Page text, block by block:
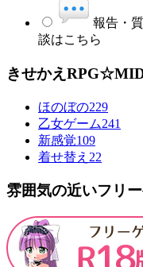
報告・
談はこちら
きせかえ
ほのぼの229
乙女ゲーム241
新感覚109
着せ替え 22
雰囲気の近いフリ